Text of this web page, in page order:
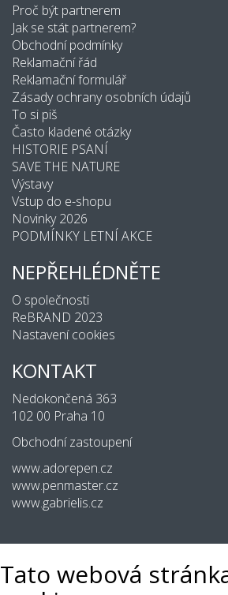
Proč být partnerem
Jak se stát partnerem?
Obchodní podmínky
Reklamační řád
Reklamační formulář
Zásady ochrany osobních údajů
To si piš
Často kladené otázky
HISTORIE PSANÍ
SAVE THE NATURE
Výstavy
Vstup do e-shopu
Novinky 2026
PODMÍNKY LETNÍ AKCE
NEPŘEHLÉDNĚTE
O společnosti
ReBRAND 2023
Nastavení cookies
KONTAKT
Nedokončená 363
102 00 Praha 10
Obchodní zastoupení
www.adorepen.cz
www.penmaster.cz
www.gabrielis.cz
Tato webová